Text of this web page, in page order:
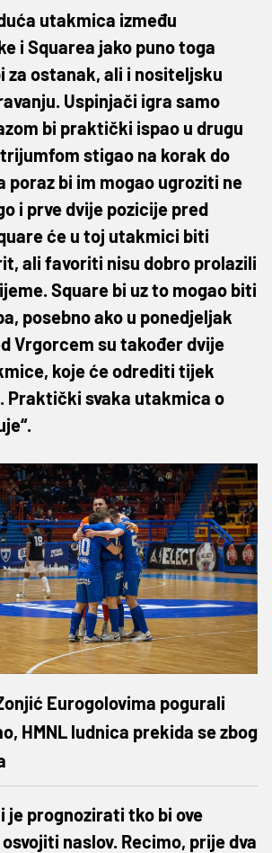
utakmica između
i Squarea jako puno toga
za ostanak, ali i nositeljsku
Uspinjači igra samo
bi praktički ispao u drugu
stigao na korak do
poraz bi im mogao ugroziti ne
i prve dvije pozicije pred
će u toj utakmici biti
ali favoriti nisu dobro prolazili
Square bi uz to mogao biti
posebno ako u ponedjeljak
Vrgorcem su također dvije
koje će odrediti tijek
Praktički svaka utakmica o
Eurogolovima pogurali
HMNL ludnica prekida se zbog
je prognozirati tko bi ove
naslov. Recimo, prije dva